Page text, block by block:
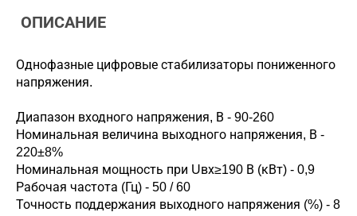
ОПИСАНИЕ
Однофазные цифровые стабилизаторы пониженного
напряжения.
Диапазон входного напряжения, В - 90-260
Номинальная величина выходного напряжения, В -
220±8%
Номинальная мощность при Uвх≥190 В (кВт) - 0,9
Рабочая частота (Гц) - 50 / 60
Точность поддержания выходного напряжения (%) - 8